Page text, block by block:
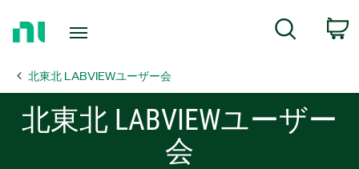
Page
Search
北東北 LABVIEWユーザー会
北東北 LABVIEWユーザー
会